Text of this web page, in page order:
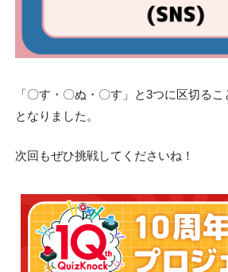
「〇す・〇ぬ・〇す」と3つに区切る
となりました。
次回もぜひ挑戦してくださいね！